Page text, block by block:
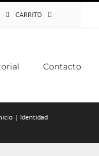
CARRITO
Contacto
Identidad